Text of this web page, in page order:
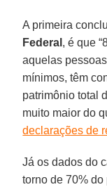
A primeira
Federal , é que
aquelas
mínimos, têm
patrimônio total
muito maior do
declarações de
Já os dados do
torno de 70%